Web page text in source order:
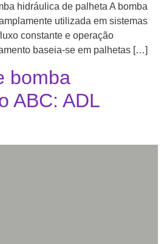
hidráulica de palheta A bomba
utilizada em sistemas
constante e operação
baseia-se em palhetas […]
bomba
ABC: ADL